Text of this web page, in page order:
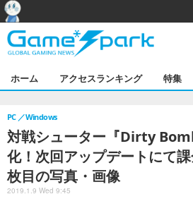
ホーム アクセスランキング 特集
対戦シューター『Dirty
化！次回アップデートにて
枚目の写真・画像
PC Windows
2019.1.9 Wed 9:45